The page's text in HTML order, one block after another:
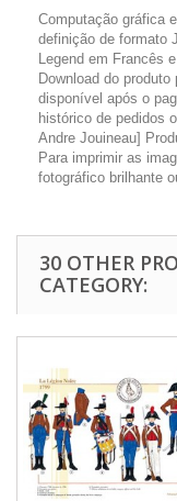
Computação gráfica
definição de formato
Legend em Francês
Download do
disponível após o
histórico de pedidos
Andre Jouineau]
Para imprimir as
fotográfico brilhante
30 OTHER
CATEGORY: